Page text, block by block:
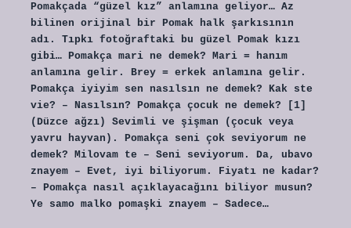
Pomakçada “güzel kız” anlamına geliyor… Az
bilinen orijinal bir Pomak halk şarkısının
adı. Tıpkı fotoğraftaki bu güzel Pomak kızı
gibi… Pomakça mari ne demek? Mari = hanım
anlamına gelir. Brey = erkek anlamına gelir.
Pomakça iyiyim sen nasılsın ne demek? Kak ste
vie? – Nasılsın? Pomakça çocuk ne demek? [1]
(Düzce ağzı) Sevimli ve şişman (çocuk veya
yavru hayvan). Pomakça seni çok seviyorum ne
demek? Milovam te – Seni seviyorum. Da, ubavo
znayem – Evet, iyi biliyorum. Fiyatı ne kadar?
– Pomakça nasıl açıklayacağını biliyor musun?
Ye samo malko pomaşki znayem – Sadece…